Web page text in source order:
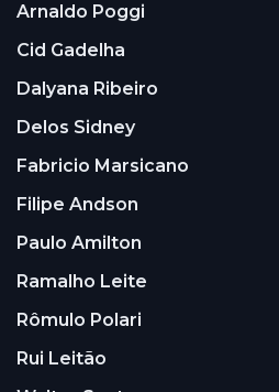
Arnaldo Poggi
Cid Gadelha
Dalyana Ribeiro
Delos Sidney
Fabricio Marsicano
Filipe Andson
Paulo Amilton
Ramalho Leite
Rômulo Polari
Rui Leitão